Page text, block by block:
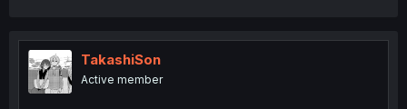
TakashiSon
Active member